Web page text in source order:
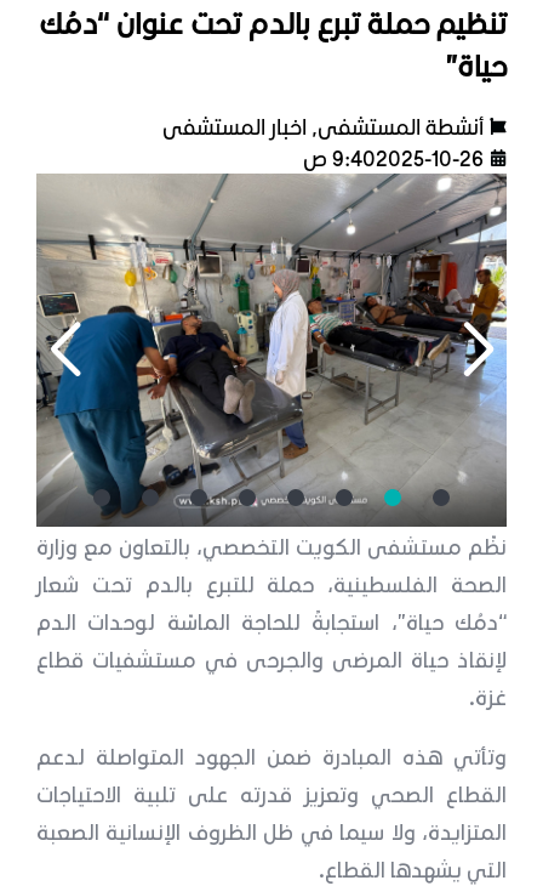
تنظيم حملة تبرع بالدم تحت عنوان “دمُك
حياة”
أنشطة المستشفى اخبار المستشفى
2025-10-269:40 ص
نظّم مستشفى الكويت التخصصي، بالتعاون مع وزارة
الصحة الفلسطينية، حملة للتبرع بالدم تحت شعار
“دمُك حياة”، استجابةً للحاجة الماسّة لوحدات الدم
لإنقاذ حياة المرضى والجرحى في مستشفيات قطاع
غزة.
وتأتي هذه المبادرة ضمن الجهود المتواصلة لدعم
القطاع الصحي وتعزيز قدرته على تلبية الاحتياجات
المتزايدة، ولا سيما في ظل الظروف الإنسانية الصعبة
التي يشهدها القطاع.